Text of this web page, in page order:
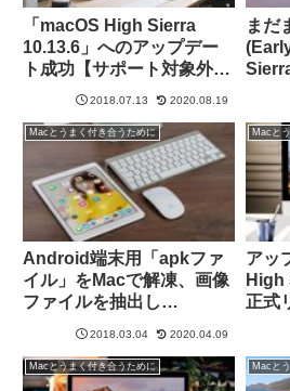
「macOS High Sierra
10.13.6」へのアップデー
ト成功【サポート対象外機
種「Mac Pro（Early
2018.07.13 2020.08.19
まだ
て数
Macとうまく付き合うために
Android端末用「apkファ
イル」をMacで解凍、画像
ファイルを抽出し
「iPhone・iPad」の壁紙
2018.03.04 2020.04.09
Macと
アッ
High
正式
Macとうまく付き合うために Macと